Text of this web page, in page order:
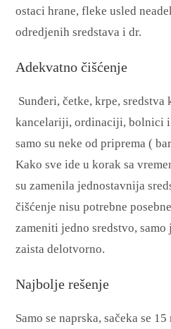
ostaci hrane, fleke usled
odredjenih sredstava i dr.
Adekvatno čišćenje
Sunđeri, četke, krpe, sredstva
kancelariji, ordinaciji, bolnici
samo su neke od priprema (
Kako sve ide u korak sa
su zamenila jednostavnija
čišćenje nisu potrebne
zameniti jedno sredstvo,
zaista delotvorno.
Najbolje rešenje
Samo se naprska, sačeka se